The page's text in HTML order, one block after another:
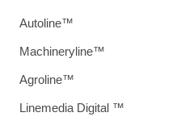
Autoline™
Machineryline™
Agroline™
Linemedia Digital ™